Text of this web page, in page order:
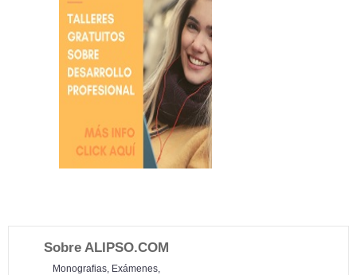
Sobre ALIPSO.COM
Monografias, Exámenes,